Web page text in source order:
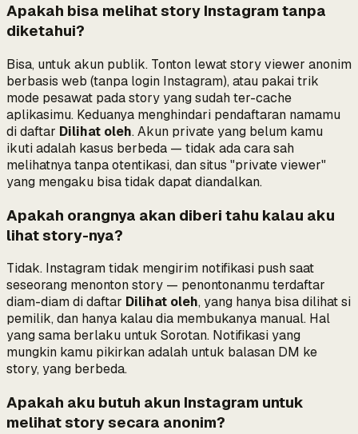
Apakah bisa melihat story Instagram tanpa
diketahui?
Bisa, untuk akun publik. Tonton lewat story viewer anonim
berbasis web (tanpa login Instagram), atau pakai trik
mode pesawat pada story yang sudah ter-cache
aplikasimu. Keduanya menghindari pendaftaran namamu
di daftar Dilihat oleh. Akun private yang belum kamu
ikuti adalah kasus berbeda — tidak ada cara sah
melihatnya tanpa otentikasi, dan situs "private viewer"
yang mengaku bisa tidak dapat diandalkan.
Apakah orangnya akan diberi tahu kalau aku
lihat story-nya?
Tidak. Instagram tidak mengirim notifikasi push saat
seseorang menonton story — penontonanmu terdaftar
diam-diam di daftar Dilihat oleh, yang hanya bisa dilihat si
pemilik, dan hanya kalau dia membukanya manual. Hal
yang sama berlaku untuk Sorotan. Notifikasi yang
mungkin kamu pikirkan adalah untuk balasan DM ke
story, yang berbeda.
Apakah aku butuh akun Instagram untuk
melihat story secara anonim?